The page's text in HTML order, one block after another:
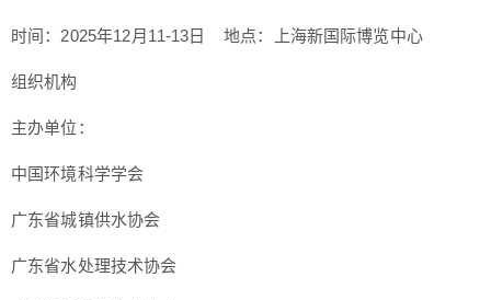
时间：2025年12月11-13日 地点：上海新国际博览中心
组织机构
主办单位：
中国环境科学学会
广东省城镇供水协会
广东省水处理技术协会